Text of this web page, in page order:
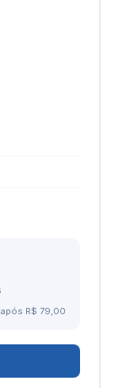
R$ 79,00